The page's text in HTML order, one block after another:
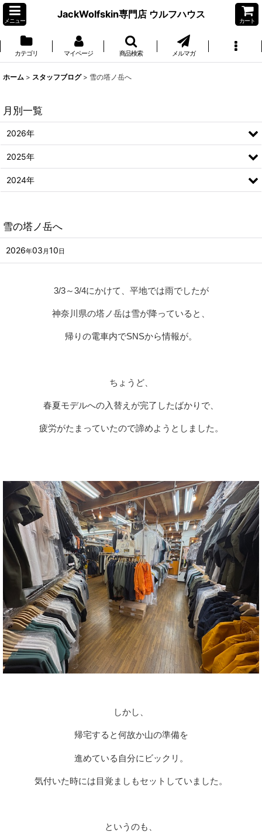
メニュー
JackWolfskin専門店 ウルフハウス
カート
カテゴリ マイページ 商品検索 メルマガ
ホーム > スタッフブログ > 雪の塔ノ岳へ
雪の塔ノ岳へ
2026年03 月10日
3/3～3/4にかけて、平地では雨でしたが
神奈川県の塔ノ岳は雪が降っていると、
帰りの電車内でSNSから情報が。
ちょうど、
春夏モデルへの入替えが完了したばかりで、
疲労がたまっていたので諦めようとしました。
しかし、
帰宅すると何故か山の準備を
進めている自分にビックリ。
気付いた時には目覚ましもセットしていました。
というのも、
月別一覧
2026年
2025年
2024年